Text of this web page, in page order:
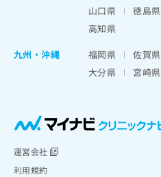
山口県
徳島県
高知県
九州・沖縄
福岡県 佐賀県
大分県
宮崎県
運営会社
利用規約